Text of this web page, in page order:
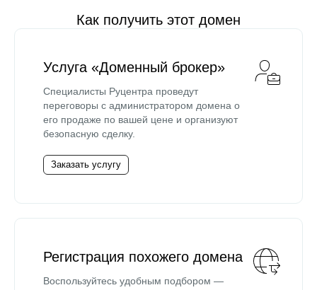
Как получить этот домен
Услуга «Доменный брокер»
Специалисты Руцентра проведут
переговоры с администратором домена о
его продаже по вашей цене и организуют
безопасную сделку.
Заказать услугу
Регистрация похожего домена
Воспользуйтесь удобным подбором —